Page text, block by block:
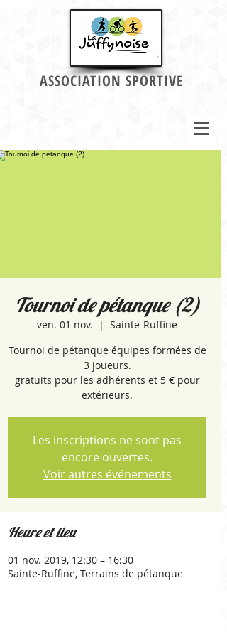
ASSOCIATION SPORTIVE
Tournoi de pétanque (2)
ven. 01 nov.
  |
Sainte-Ruffine
Tournoi de pétanque équipes formées de
3 joueurs.
gratuits pour les adhérents et 5 € pour
extérieurs.
Les inscriptions ne sont pas
encore ouvertes.
Voir autres événements
Heure et lieu
01 nov. 2019, 12:30 – 16:30
Sainte-Ruffine, Terrains de pétanque